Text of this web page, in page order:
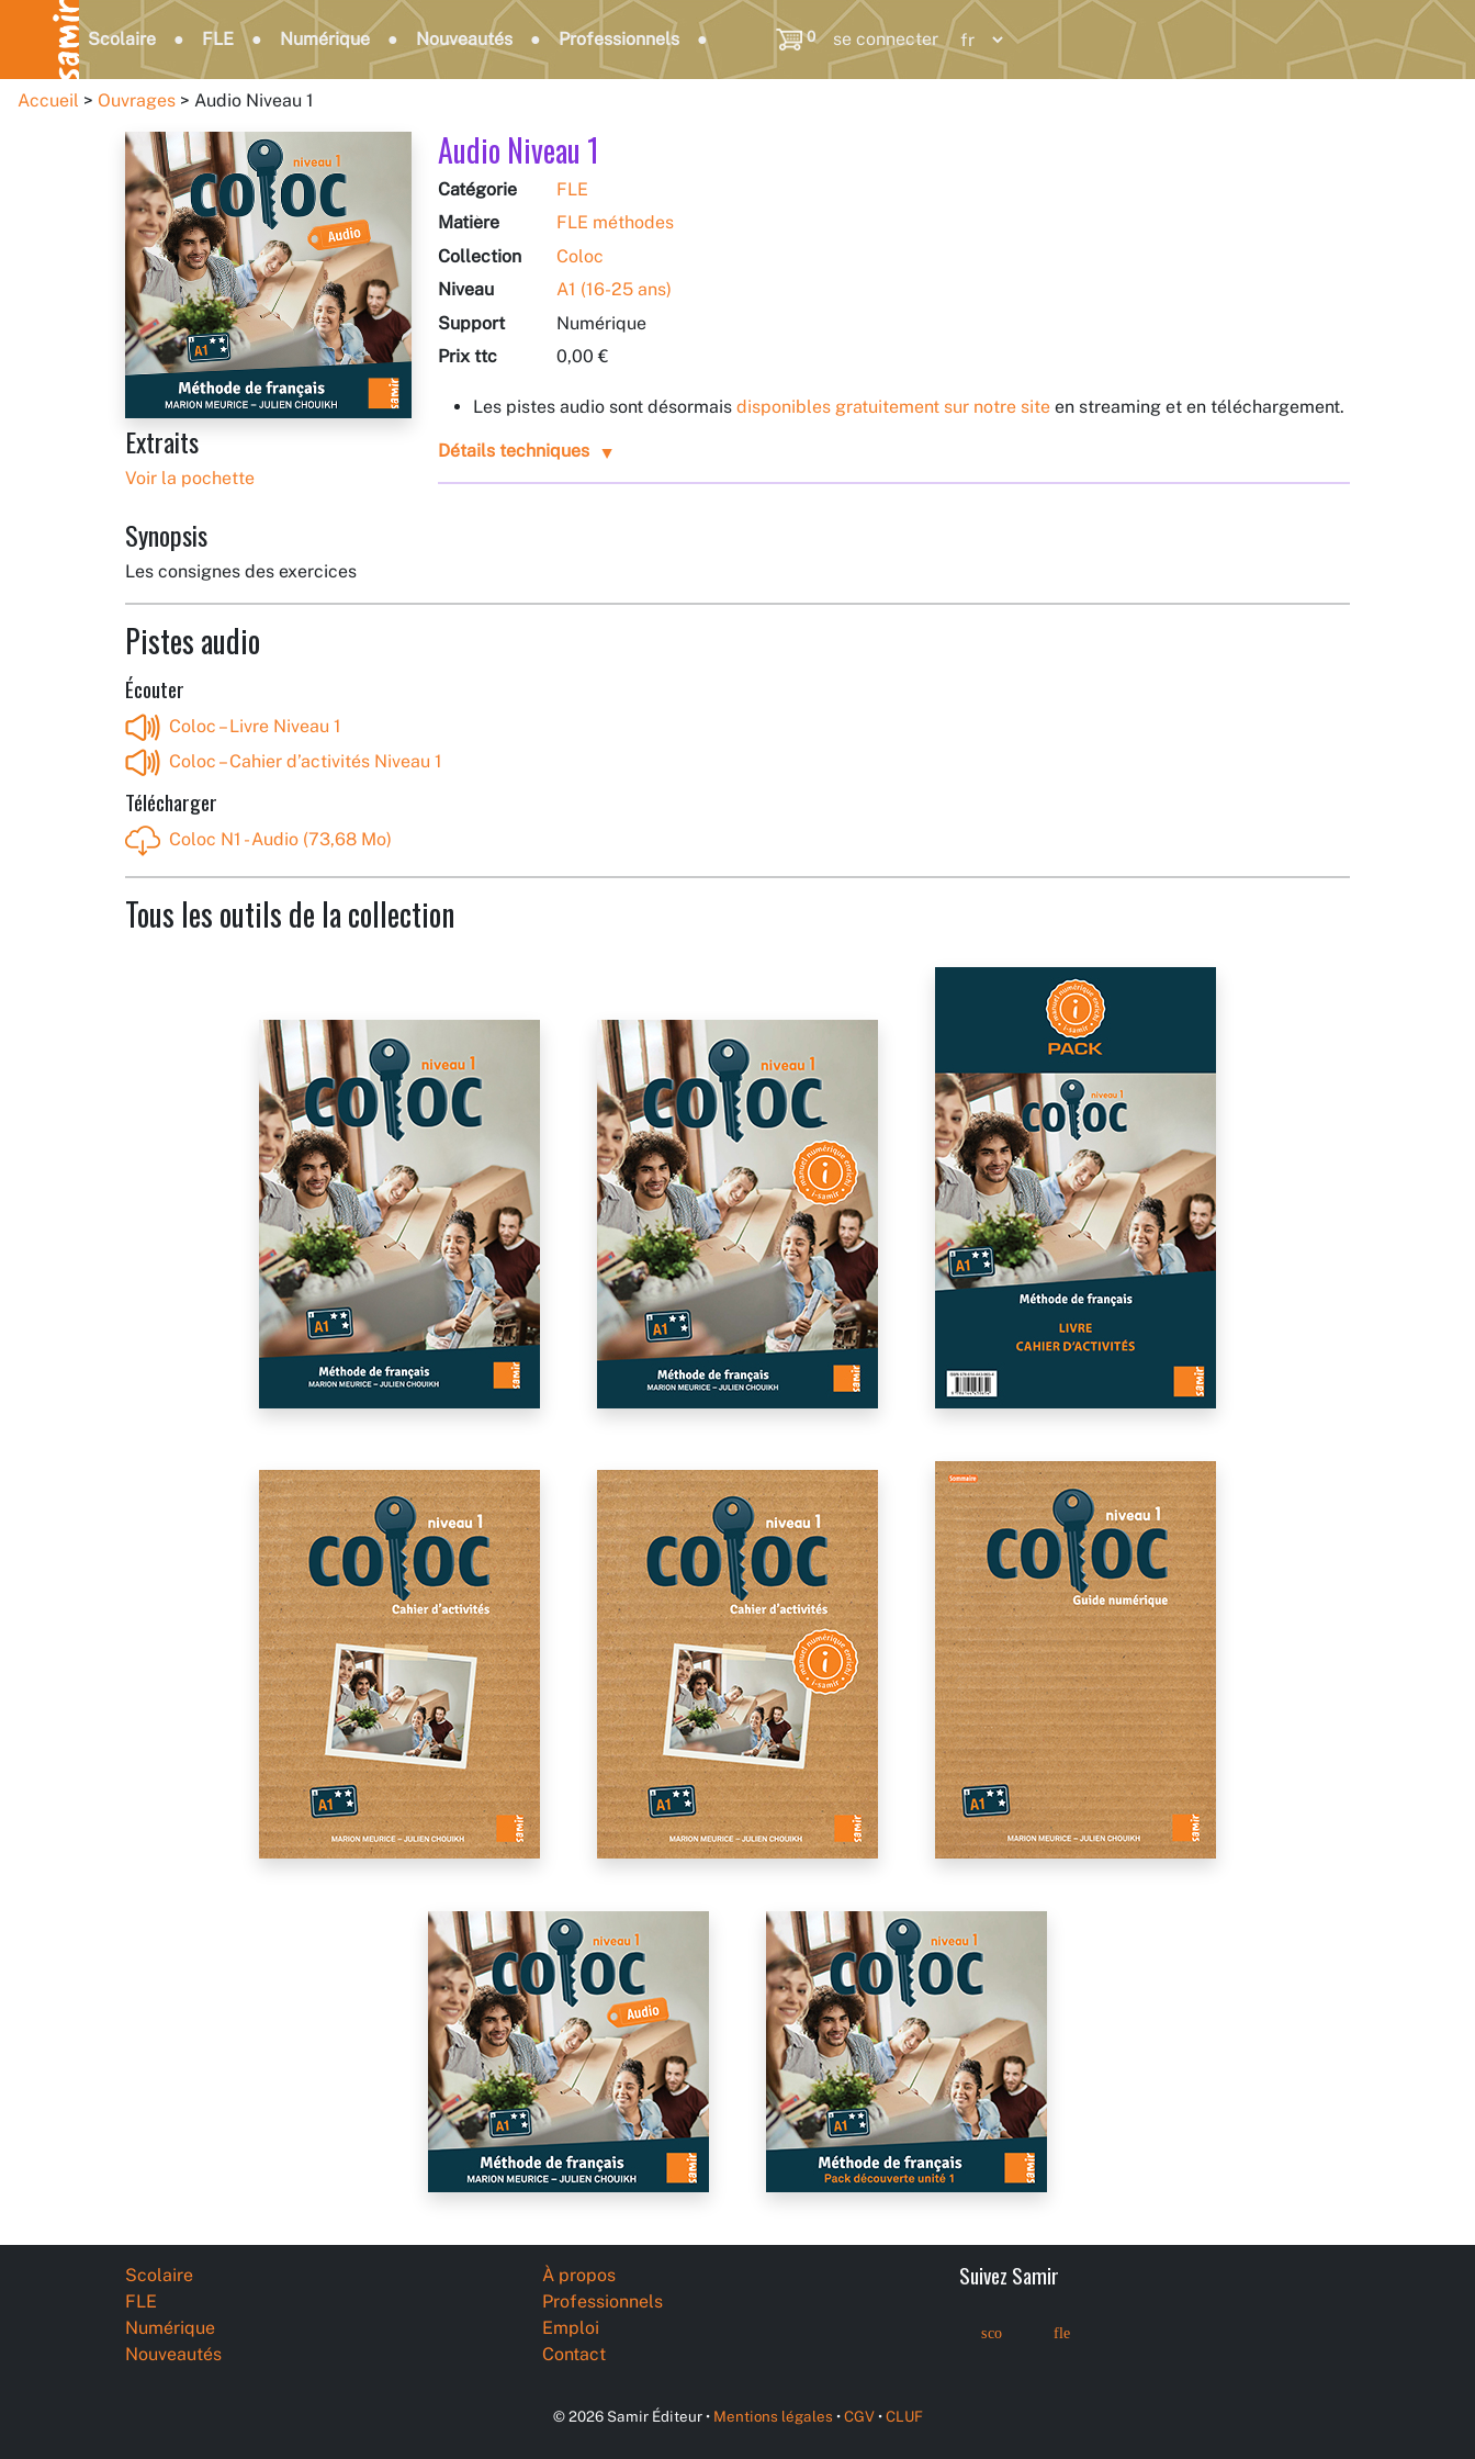
Scolaire FLE Numérique Nouveautés Professionnels 0 se connecter
Accueil Ouvrages Audio Niveau 1
Extraits
Voir la pochette
Audio Niveau 1
Catégorie
FLE
Matière
FLE méthodes
Collection
Coloc
Niveau
A1 (16-25 ans)
Support
Numérique
Prix ttc
0,00 €
Les pistes audio sont désormais disponibles gratuitement sur notre site en streaming et en téléchargement.
Détails techniques
Synopsis
Les consignes des exercices
Pistes audio
Écouter
Coloc – Livre Niveau 1
Coloc – Cahier d’activités Niveau 1
Télécharger
Coloc N1 - Audio (73,68 Mo)
Tous les outils de la collection
Scolaire
FLE
Numérique
Nouveautés
À propos
Professionnels
Emploi
Contact
Suivez Samir
sco fle
© 2026 Samir Éditeur • Mentions légales •CGV•CLUF